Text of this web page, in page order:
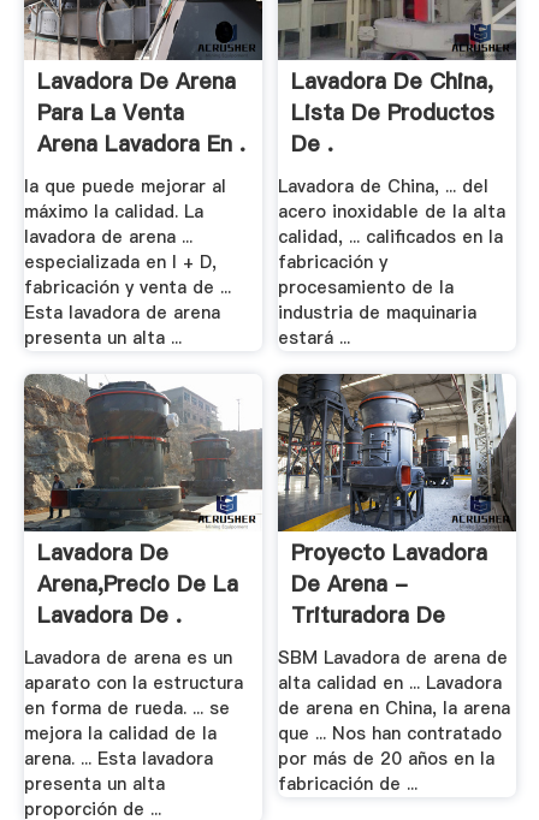
Lavadora De Arena
Para La Venta
Arena Lavadora En .
la que puede mejorar al
máximo la calidad. La
lavadora de arena ...
especializada en I + D,
fabricación y venta de ...
Esta lavadora de arena
presenta un alta ...
Lavadora De China,
Lista De Productos
De .
Lavadora de China, ... del
acero inoxidable de la alta
calidad, ... calificados en la
fabricación y
procesamiento de la
industria de maquinaria
estará ...
Lavadora De
Arena,Precio De La
Lavadora De .
Lavadora de arena es un
aparato con la estructura
en forma de rueda. ... se
mejora la calidad de la
arena. ... Esta lavadora
presenta un alta
proporción de ...
Proyecto Lavadora
De Arena -
Trituradora De
Cono
SBM Lavadora de arena de
alta calidad en ... Lavadora
de arena en China, la arena
que ... Nos han contratado
por más de 20 años en la
fabricación de ...